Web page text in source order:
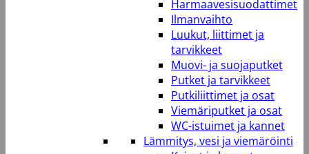
Harmaavesisuodattimet
Ilmanvaihto
Luukut, liittimet ja
tarvikkeet
Muovi- ja suojaputket
Putket ja tarvikkeet
Putkiliittimet ja osat
Viemäriputket ja osat
WC-istuimet ja kannet
Lämmitys, vesi ja viemäröinti